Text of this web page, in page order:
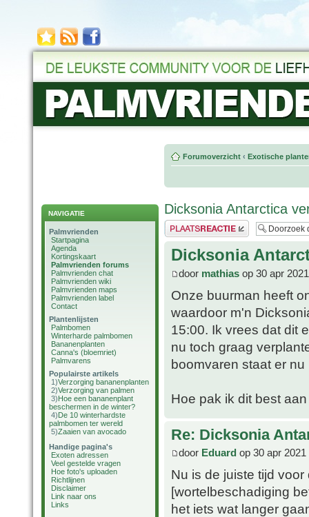
NAVIGATIE
Palmvrienden
Startpagina
Agenda
Kortingskaart
Palmvrienden forums
Palmvrienden chat
Palmvrienden wiki
Palmvrienden maps
Palmvrienden label
Contact
Plantenlijsten
Palmbomen
Winterharde palmbomen
Bananenplanten
Canna's (bloemriet)
Palmvarens
Populairste artikels
1)Verzorging bananenplanten
2)Verzorging van palmen
3)Hoe een bananenplant
beschermen in de winter?
4)De 10 winterhardste
palmbomen ter wereld
5)Zaaien van avocado
Handige pagina's
Exoten adressen
Veel gestelde vragen
Hoe foto's uploaden
Richtlijnen
Disclaimer
Link naar ons
Links
Forumoverzicht ‹ Exotische
Dicksonia Antarctica
Plaats een reactie
Dicksonia
door mathias op 30 apr
Onze buurman heeft
waardoor m'n
15:00. Ik vrees dat dit
nu toch graag
boomvaren staat er
Hoe pak ik dit best
Re: Dicksonia
door Eduard op 30 apr 2021
Nu is de juiste tijd
[wortelbeschadiging
het iets wat langer